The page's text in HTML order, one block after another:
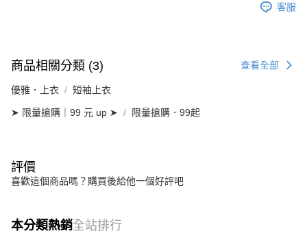
客服
商品相關分類 (3) 查看全部
優雅．上衣 短袖上衣
➤ 限量搶購｜99 元 up ➤ 限量搶購．99起
評價
喜歡這個商品嗎？購買後給他一個好評吧
本分類熱銷全站排行